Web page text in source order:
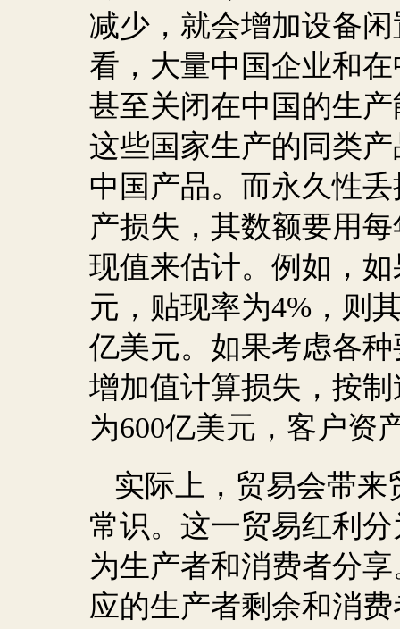
减少，就会增加设备
看，大量中国企业和
甚至关闭在中国的生
这些国家生产的同类
中国产品。而永久性
产损失，其数额要用
现值来估计。例如，
元，贴现率为4% ，则
亿美元。如果考虑各
增加值计算损失，按
为600亿美元，客户资
实际上，贸易会带
常识。这一贸易红利
为生产者和消费者分
应的生产者剩余和消